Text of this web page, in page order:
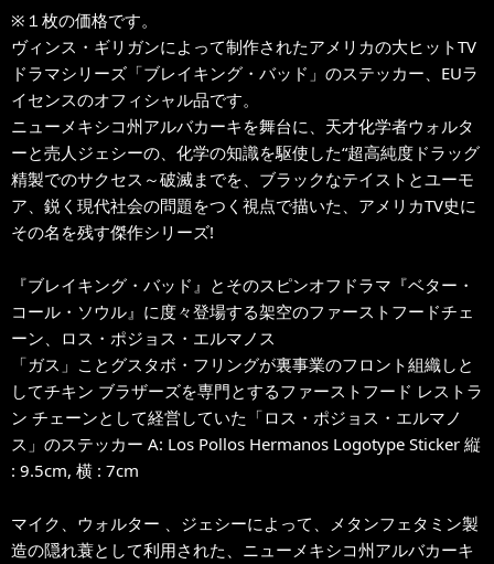
※１枚の価格です。
ヴィンス・ギリガンによって制作されたアメリカの大ヒットTV
ドラマシリーズ「ブレイキング・バッド」のステッカー、EUラ
イセンスのオフィシャル品です。
ニューメキシコ州アルバカーキを舞台に、天才化学者ウォルタ
ーと売人ジェシーの、化学の知識を駆使した“超高純度ドラッグ
精製でのサクセス～破滅までを、ブラックなテイストとユーモ
ア、鋭く現代社会の問題をつく視点で描いた、アメリカTV史に
その名を残す傑作シリーズ!
『ブレイキング・バッド』とそのスピンオフドラマ『ベター・
コール・ソウル』に度々登場する架空のファーストフードチェ
ーン、ロス・ポジョス・エルマノス
「ガス」ことグスタボ・フリングが裏事業のフロント組織しと
してチキン ブラザーズを専門とするファーストフード レストラ
ン チェーンとして経営していた「ロス・ポジョス・エルマノ
ス」のステッカー A: Los Pollos Hermanos Logotype Sticker 縦
: 9.5cm, 横 : 7cm
マイク、ウォルター 、ジェシーによって、メタンフェタミン製
造の隠れ蓑として利用された、ニューメキシコ州アルバカーキ